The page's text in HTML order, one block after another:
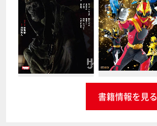
書籍情報を見る